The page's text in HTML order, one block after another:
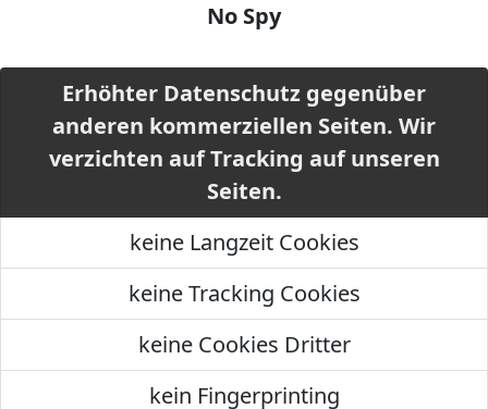
No Spy
Erhöhter Datenschutz gegenüber
anderen kommerziellen Seiten. Wir
verzichten auf Tracking auf unseren
Seiten.
keine Langzeit Cookies
keine Tracking Cookies
keine Cookies Dritter
kein Fingerprinting